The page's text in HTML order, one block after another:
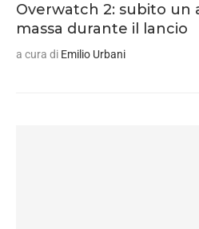
Overwatch 2: subito un
massa durante il lancio
a cura di Emilio Urbani